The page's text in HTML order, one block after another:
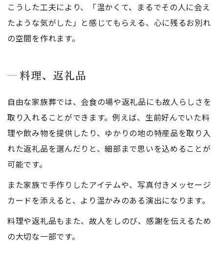
こうした工夫により、「温かくて、まるでその人に会え
たような気がした」と感じてもらえる、心に残るお別れ
の空間を作れます。
料理、返礼品
自由な家族葬では、会食の場や返礼品にも故人らしさを
取り入れることができます。例えば、生前好んでいた料
理や飲み物を提供したり、ゆかりの地の特産品を取り入
れた返礼品を選んだりと、細部まで思いを込めることが
可能です。
また家族で手作りしたアイテムや、写真付きメッセージ
カードを添えると、より温かみのある演出になります。
料理や返礼品もまた、故人をしのび、感謝を伝えるため
の大切な一部です。